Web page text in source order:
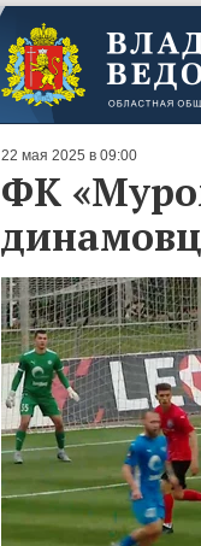
22 мая 2025 в 09:00
ФК